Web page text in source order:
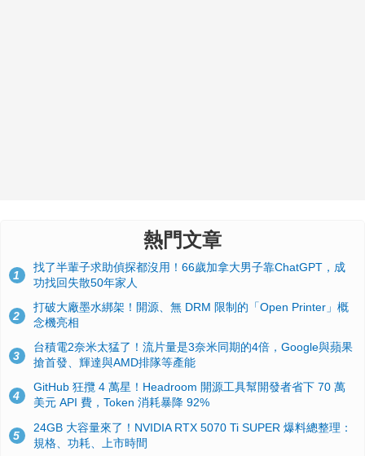
熱門文章
1
找了半輩子求助偵探都沒用！66歲加拿大男子靠ChatGPT，成
功找回失散50年家人
2
打破大廠墨水綁架！開源、無 DRM 限制的「Open Printer」概
念機亮相
3
台積電2奈米太猛了！流片量是3奈米同期的4倍，Google與蘋果
搶首發、輝達與AMD排隊等產能
4
GitHub 狂攬 4 萬星！Headroom 開源工具幫開發者省下 70 萬
美元 API 費，Token 消耗暴降 92%
5
24GB 大容量來了！NVIDIA RTX 5070 Ti SUPER 爆料總整理：
規格、功耗、上市時間